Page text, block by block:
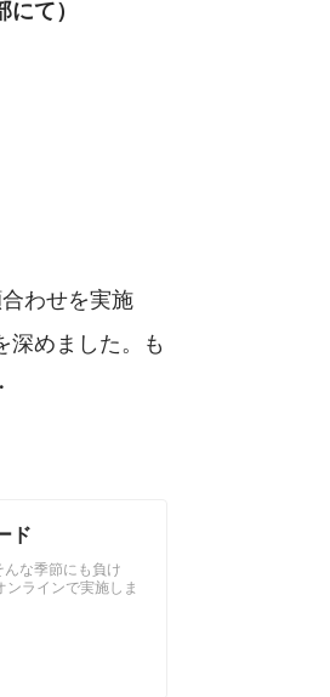
て）
わせを実施
深めました。も
ド
な季節にも負け
ラインで実施しま